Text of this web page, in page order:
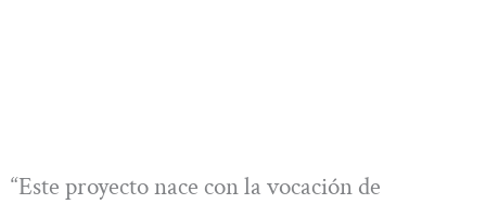
“Este proyecto nace con la vocación de